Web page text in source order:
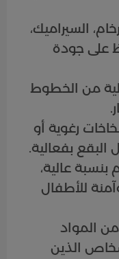
السيراميك،
على جودة
من الخطوط
رغوية أو
البقع بفعالية.
بنسبة عالية،
للأطفال
المواد
الذين